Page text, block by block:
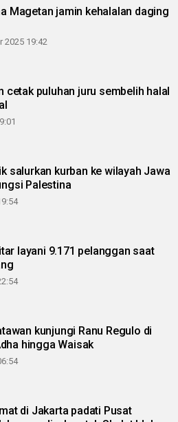
Magetan jamin kehalalan daging
2025 19:42
cetak puluhan juru sembelih halal
salurkan kurban ke wilayah Jawa
Palestina
layani 9.171 pelanggan saat
kunjungi Ranu Regulo di
hingga Waisak
di Jakarta padati Pusat